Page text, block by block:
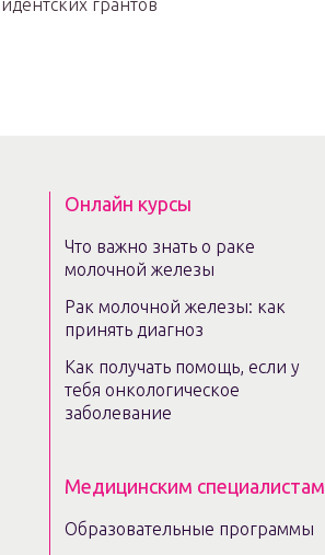
Онлайн курсы
Что важно знать о раке
молочной железы
Рак молочной железы: как
принять диагноз
Как получать помощь, если у
тебя онкологическое
заболевание
Медицинским специалистам
Образовательные программы